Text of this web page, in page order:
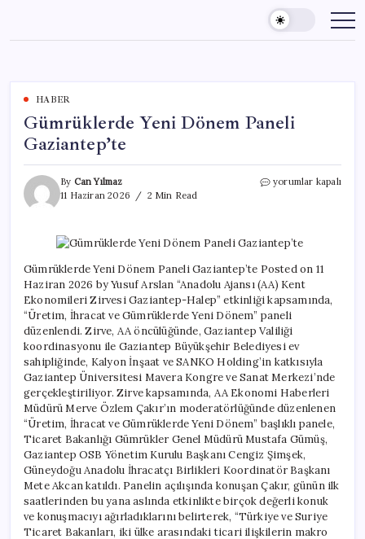
content
HABER
Gümrüklerde Yeni Dönem Paneli
Gaziantep’te
By Can Yılmaz
11 Haziran 2026
2 Min Read
Gümrüklerde
Gaziantep’te
için
yorumlar kapalı
Gümrüklerde Yeni Dönem Paneli Gaziantep’te Posted on 11
Haziran 2026 by Yusuf Arslan “Anadolu Ajansı (AA) Kent
Ekonomileri Zirvesi Gaziantep-Halep” etkinliği kapsamında,
“Üretim, İhracat ve Gümrüklerde Yeni Dönem” paneli
düzenlendi. Zirve, AA öncülüğünde, Gaziantep Valiliği
koordinasyonu ile Gaziantep Büyükşehir Belediyesi ev
sahipliğinde, Kalyon İnşaat ve SANKO Holding’in katkısıyla
Gaziantep Üniversitesi Mavera Kongre ve Sanat Merkezi’nde
gerçekleştiriliyor. Zirve kapsamında, AA Ekonomi Haberleri
Müdürü Merve Özlem Çakır’ın moderatörlüğünde düzenlenen
“Üretim, İhracat ve Gümrüklerde Yeni Dönem” başlıklı panele,
Ticaret Bakanlığı Gümrükler Genel Müdürü Mustafa Gümüş,
Gaziantep OSB Yönetim Kurulu Başkanı Cengiz Şimşek,
Güneydoğu Anadolu İhracatçı Birlikleri Koordinatör Başkanı
Mete Akcan katıldı. Panelin açılışında konuşan Çakır, günün ilk
saatlerinden bu yana aslında etkinlikte birçok değerli konuk
ve konuşmacıyı ağırladıklarını belirterek, “Türkiye ve Suriye
Ticaret Bakanları, iki ülke arasındaki ticari ilişkilerin makro